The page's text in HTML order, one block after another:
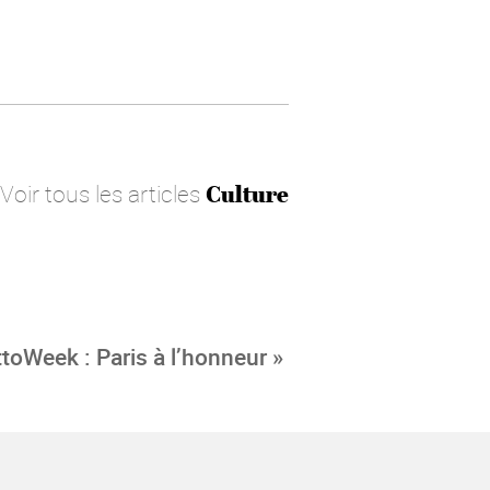
Voir tous les articles Culture
: Paris à l’honneur »